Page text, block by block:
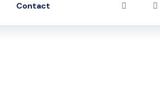
Contact